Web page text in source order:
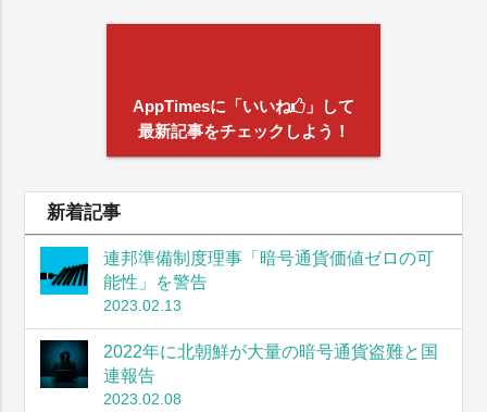
AppTimesに「いいね
」して
最新記事をチェックしよう！
新着記事
連邦準備制度理事「暗号通貨価値ゼロの可
能性」を警告
2023.02.13
2022年に北朝鮮が大量の暗号通貨盗難と国
連報告
2023.02.08